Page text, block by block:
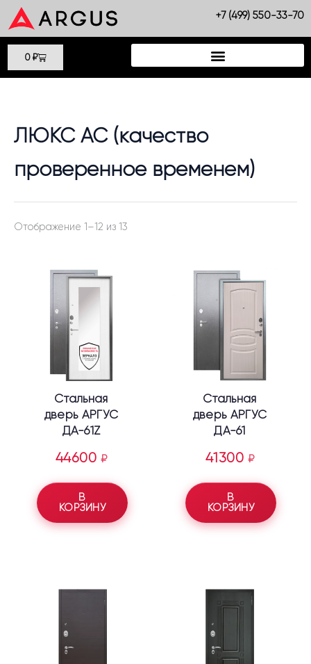
Перейти
содержимому
+7 (499) 550-33-70
0 ₽Cart
ЛЮКС АС (качество
проверенное временем)
Отображение 1–12 из 13
Стальная
дверь АРГУС
ДА-61Z
44600 ₽
В
КОРЗИНУ
Стальная
дверь АРГУС
ДА-61
41300 ₽
В
КОРЗИНУ
товар
товар
имеет
Опции